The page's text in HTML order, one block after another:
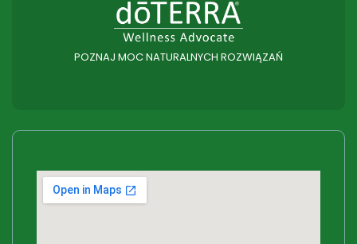
POZNAJ MOC NATURALNYCH ROZWIĄZAŃ